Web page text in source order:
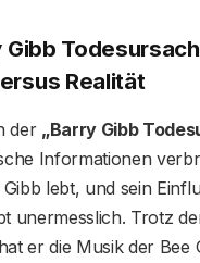
Gibb
Realität
der „Barry Gibb
Informationen
lebt, und sein
unermesslich. Trotz
er die Musik der Bee